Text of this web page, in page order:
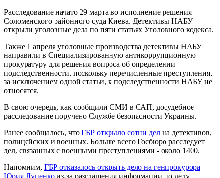
Расследование начато 29 марта во исполнение решения
Соломенского районного суда Киева. Детективы НАБУ
открыли уголовные дела по пяти статьях Уголовного кодекса.
Также 1 апреля уголовные производства детективы НАБУ
направили в Специализированную антикоррупционную
прокуратуру для решения вопроса об определении
подследственности, поскольку перечисленные преступления,
за исключением одной статьи, к подследственности НАБУ не
относятся.
В свою очередь, как сообщили СМИ в САП, досудебное
расследование поручено Службе безопасности Украины.
Ранее сообщалось, что ГБР открыло сотни дел на детективов,
полицейских и военных. Больше всего Госбюро расследует
дел, связанных с военными преступлениями - около 1400.
Напомним, ГБР отказалось открыть дело на генпрокурора
Юрия Луценко из-за разглашения информации по делу